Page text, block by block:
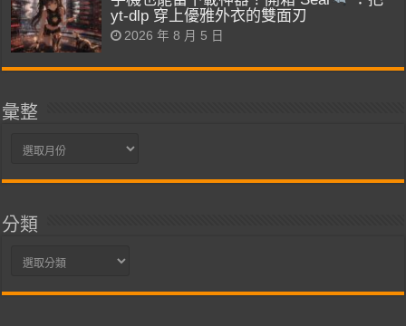
yt-dlp 穿上優雅外衣的雙面刃
2026 年 8 月 5 日
彙整
彙
分類
分